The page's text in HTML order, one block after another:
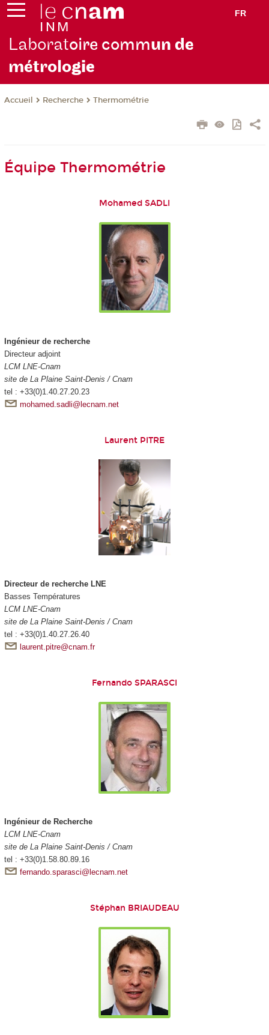
FR
Laboratoire commun de
métrologie
Accueil Recherche Thermométrie
Équipe Thermométrie
Mohamed SADLI
Ingénieur de recherche
Directeur adjoint
LCM LNE-Cnam
site de La Plaine Saint-Denis / Cnam
tel : +33(0)1.40.27.20.23
mohamed.sadli@lecnam.net
Laurent PITRE
Directeur de recherche LNE
Basses Températures
LCM LNE-Cnam
site de La Plaine Saint-Denis / Cnam
tel : +33(0)1.40.27.26.40
laurent.pitre@cnam.fr
Fernando SPARASCI
Ingénieur de Recherche
LCM LNE-Cnam
site de La Plaine Saint-Denis / Cnam
tel : +33(0)1.58.80.89.16
fernando.sparasci@lecnam.net
Stéphan BRIAUDEAU